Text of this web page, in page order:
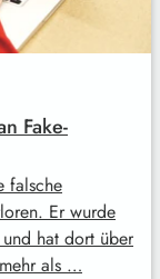
Fake-
falsche
Er wurde
hat dort über
als …